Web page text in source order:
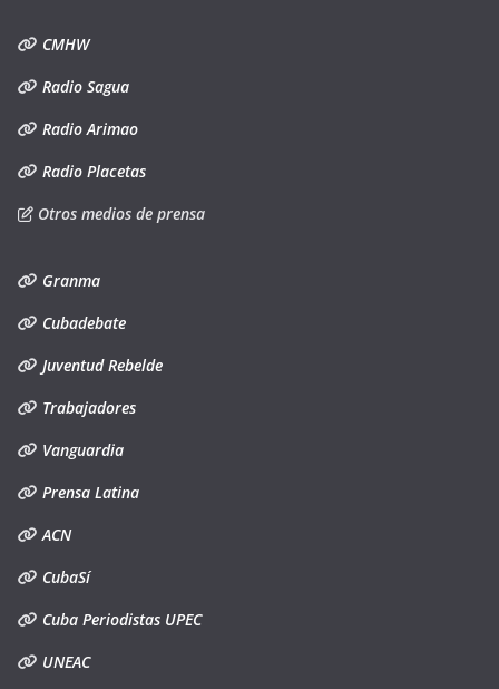
CMHW
Radio Sagua
Radio Arimao
Radio Placetas
Otros medios de prensa
Granma
Cubadebate
Juventud Rebelde
Trabajadores
Vanguardia
Prensa Latina
ACN
CubaSí
Cuba Periodistas UPEC
UNEAC